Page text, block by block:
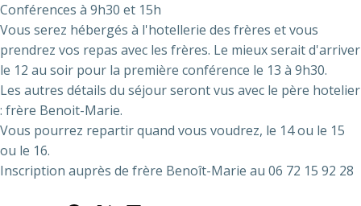
Conférences à 9h30 et 15h
Vous serez hébergés à l'hotellerie des frères et vous
prendrez vos repas avec les frères. Le mieux serait d'arriver
le 12 au soir pour la première conférence le 13 à 9h30.
Les autres détails du séjour seront vus avec le père hotelier
: frère Benoit-Marie.
Vous pourrez repartir quand vous voudrez, le 14 ou le 15
ou le 16.
Inscription auprès de frère Benoît-Marie au 06 72 15 92 28